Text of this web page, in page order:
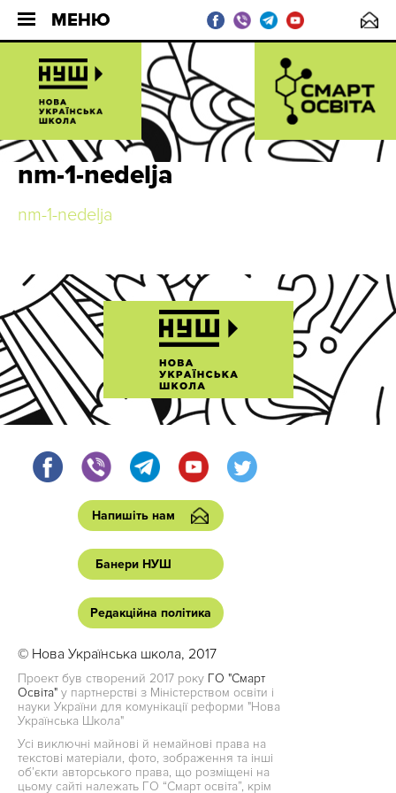
МЕНЮ
nm-1-nedelja
nm-1-nedelja
Напишіть нам
Банери НУШ
Редакційна політика
© Нова Українська школа, 2017
Проект був створений 2017 року ГО "Смарт
Освіта" у партнерстві з Міністерством освіти і
науки України для комунікації реформи "Нова
Українська Школа"
Усі виключні майнові й немайнові права на
текстові матеріали, фото, зображення та інші
об’єкти авторського права, що розміщені на
цьому сайті належать ГО “Смарт освіта”, крім